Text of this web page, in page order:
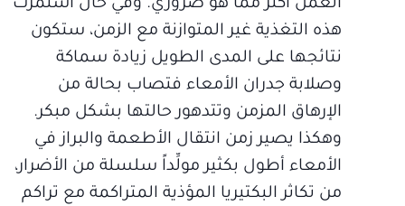
العمل أكثر مما هو ضروري. وفي حال استمرت
هذه التغذية غير المتوازنة مع الزمن، ستكون
نتائجها على المدى الطويل زيادة سماكة
وصلابة جدران الأمعاء فتصاب بحالة من
الإرهاق المزمن وتتدهور حالتها بشكل مبكر.
وهكذا يصير زمن انتقال الأطعمة والبراز في
الأمعاء أطول بكثير مولِّداً سلسلة من الأضرار،
من تكاثر البكتيريا المؤذية المتراكمة مع تراكم